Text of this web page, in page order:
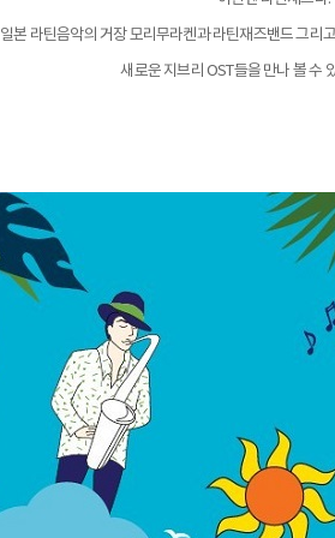
일본 라틴음악의 거장 모리무라켄과 라틴재즈밴드 그리
새로운 지브리 OST들을 만나 볼 수